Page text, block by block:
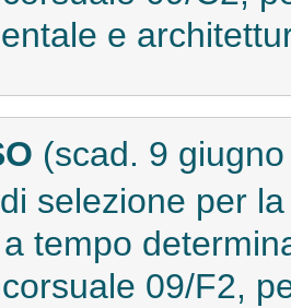
e
(scad. 9
selezione per
tempo
09/F2,